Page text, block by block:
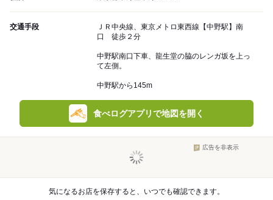
交通手段
ＪＲ中央線、東京メトロ東西線【中野駅】南
口 徒歩２分
中野駅南口下車、龍生堂の脇のレンガ坂を上っ
て左側。
中野駅から145m
食べログアプリで地図を開く
広告を非表示
気になるお店を保存すると、いつでも確認できます。